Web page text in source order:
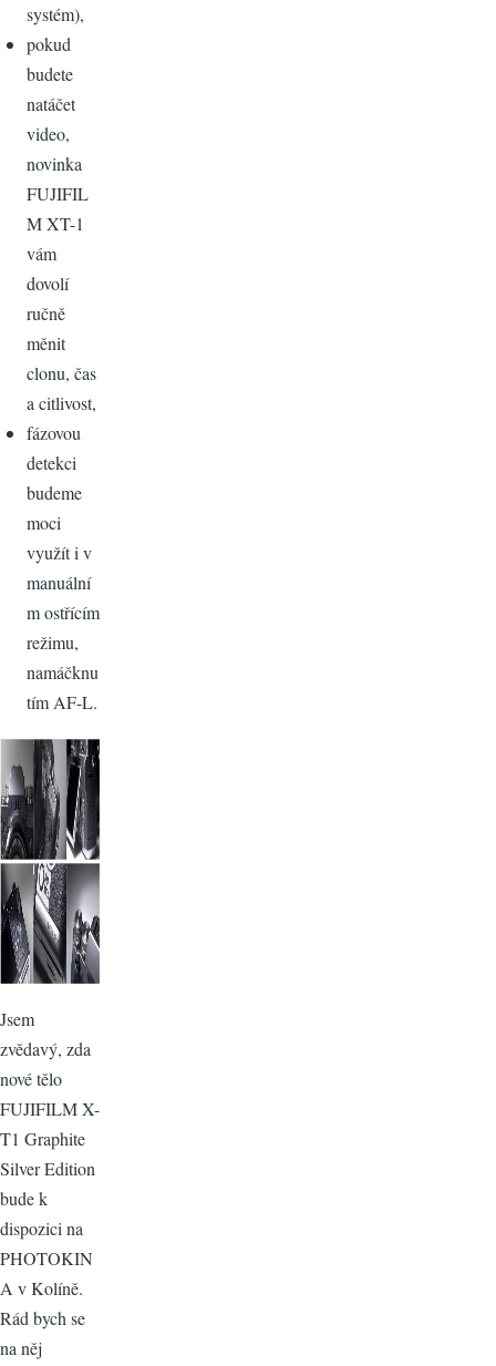
systém),
pokud
budete
natáčet
video,
novinka
FUJIFIL
M XT-1
vám
dovolí
ručně
měnit
clonu, čas
a citlivost,
fázovou
detekci
budeme
moci
využít i v
manuální
m ostřícím
režimu,
namáčknu
tím AF-L.
Jsem
zvědavý, zda
nové tělo
FUJIFILM X-
T1 Graphite
Silver Edition
bude k
dispozici na
PHOTOKIN
A v Kolíně.
Rád bych se
na něj